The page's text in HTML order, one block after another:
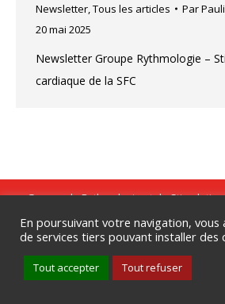
Newsletter,Tous les articles Par
20 mai 2025
Newsletter Groupe Rythmologie –
cardiaque de la SFC
Groupe de Rythmologie et de
Tous droits réservés .Mentions
confidentialité
Date de mise à jour : 6 mai
En poursuivant votre navigation, vous
de services tiers pouvant installer des
Tout accepter Tout refuser